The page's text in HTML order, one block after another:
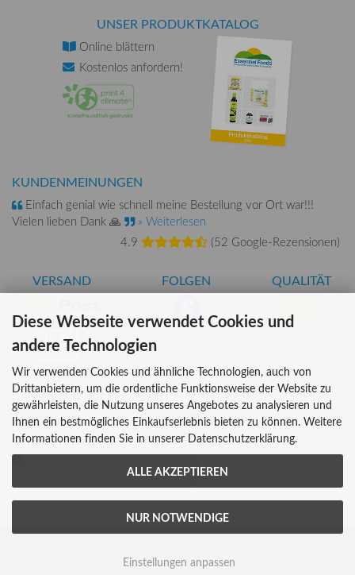
UNSER PRODUKTKATALOG
Online blättern
Kostenlos anfordern!
KUNDENMEINUNGEN
Einfach genial wie schnell meine Bestellung vor Ort war!!!
Vielen lieben Dank 🙏
» Weiterlesen
4.9
(52 Google-Rezensionen)
VERSAND FOLGEN QUALITÄT
AT-BIO-401
INFORMATIONEN
Über uns
Versandkosten
ZAHLUNG
Kreditkarte
Vertrag widerrufen
Cookie Einstellungen
Diese Webseite verwendet Cookies und
andere Technologien
Wir verwenden Cookies und ähnliche Technologien, auch von
Drittanbietern, um die ordentliche Funktionsweise der Website zu
gewährleisten, die Nutzung unseres Angebotes zu analysieren und
Ihnen ein bestmögliches Einkaufserlebnis bieten zu können. Weitere
Informationen finden Sie in unserer Datenschutzerklärung.
ALLE AKZEPTIEREN
NUR NOTWENDIGE
Einstellungen anpassen